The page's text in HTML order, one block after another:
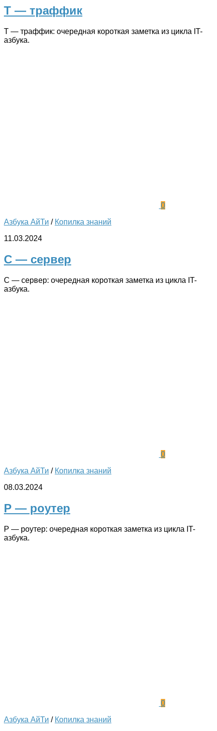
Т — траффик
Т — траффик: очередная короткая заметка из цикла IT-
азбука.
0
Азбука АйТи / Копилка знаний
11.03.2024
С — сервер
С — сервер: очередная короткая заметка из цикла IT-
азбука.
0
Азбука АйТи / Копилка знаний
08.03.2024
Р — роутер
Р — роутер: очередная короткая заметка из цикла IT-
азбука.
0
Азбука АйТи / Копилка знаний